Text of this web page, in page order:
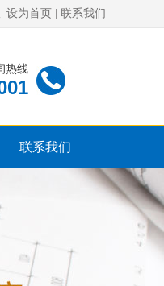
设为首页 联系我们
热线
联系我们